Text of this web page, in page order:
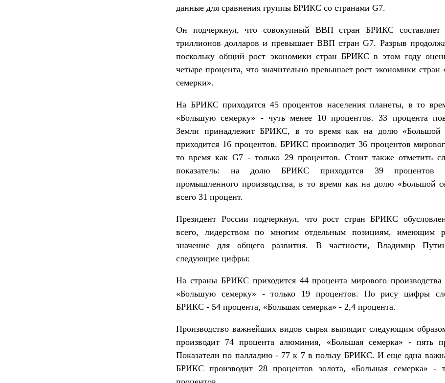
данные для сравнения группы БРИКС со странами G7.
Он подчеркнул, что совокупный ВВП стран БРИКС составляет
триллионов долларов и превышает ВВП стран G7. Разрыв
поскольку общий рост экономики стран БРИКС в этом году
четыре процента, что значительно превышает рост экономики стран
семерки».
На БРИКС приходится 45 процентов населения планеты, в то
«Большую семерку» - чуть менее 10 процентов. 33 процента
Земли принадлежит БРИКС, в то время как на долю «Большой
приходится 16 процентов. БРИКС производит 36 процентов
то время как G7 - только 29 процентов. Стоит также отметить
показатель: на долю БРИКС приходится 39 процентов
промышленного производства, в то время как на долю «Большой
всего 31 процент.
Президент России подчеркнул, что рост стран БРИКС
всего, лидерством по многим отдельным позициям, имеющим
значение для общего развития. В частности, Владимир
следующие цифры:
На страны БРИКС приходится 44 процента мирового производства
«Большую семерку» - только 19 процентов. По рису цифры
БРИКС - 54 процента, «Большая семерка» - 2,4 процента.
Производство важнейших видов сырья выглядит следующим
производит 74 процента алюминия, «Большая семерка» - пять
Показатели по палладию - 77 к 7 в пользу БРИКС. И еще одна
БРИКС производит 28 процентов золота, «Большая семерка» -